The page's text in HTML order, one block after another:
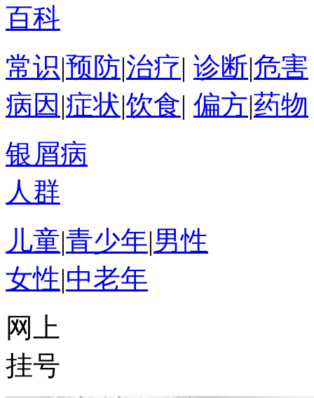
百科
常识|预防|治疗| 诊断|危害
病因 |症状|饮食| 偏方|药物
银屑病
人群
儿童|青少年|男性
女性|中老年
网上
挂号